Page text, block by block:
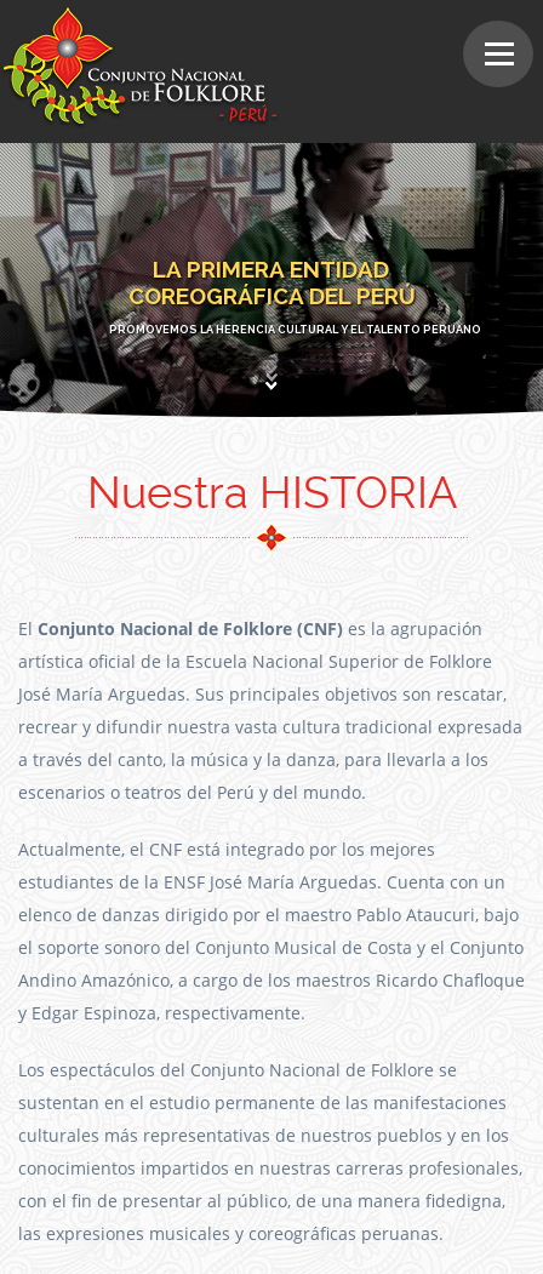
PROMOVEMOS LA HERENCIA CULTURAL Y EL TALENTO PERUANO
LA PRIMERA ENTIDAD
COREOGRÁFICA DEL PERÚ
Nuestra HISTORIA
El Conjunto Nacional de Folklore (CNF) es la agrupación
artística oficial de la Escuela Nacional Superior de Folklore
José María Arguedas. Sus principales objetivos son rescatar,
recrear y difundir nuestra vasta cultura tradicional expresada
a través del canto, la música y la danza, para llevarla a los
escenarios o teatros del Perú y del mundo.
Actualmente, el CNF está integrado por los mejores
estudiantes de la ENSF José María Arguedas. Cuenta con un
elenco de danzas dirigido por el maestro Pablo Ataucuri, bajo
el soporte sonoro del Conjunto Musical de Costa y el Conjunto
Andino Amazónico, a cargo de los maestros Ricardo Chafloque
y Edgar Espinoza, respectivamente.
Los espectáculos del Conjunto Nacional de Folklore se
sustentan en el estudio permanente de las manifestaciones
culturales más representativas de nuestros pueblos y en los
conocimientos impartidos en nuestras carreras profesionales,
con el fin de presentar al público, de una manera fidedigna,
las expresiones musicales y coreográficas peruanas.